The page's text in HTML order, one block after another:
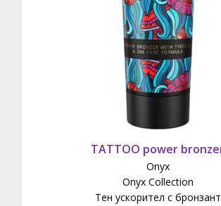
TATTOO power
Onyx
Onyx Collection
Тен ускорител с бронзант